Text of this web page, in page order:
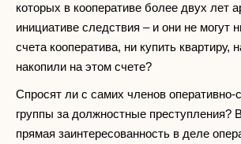
которых в кооперативе более двух лет
инициативе следствия – и они не могут
счета кооператива, ни купить квартиру,
накопили на этом счете?
Спросят ли с самих членов оперативно-
группы за должностные преступления?
прямая заинтересованность в деле